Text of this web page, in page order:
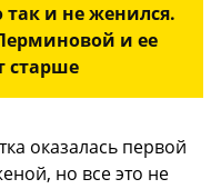
так и не женился.
и ее
старше
оказалась первой
но все это не